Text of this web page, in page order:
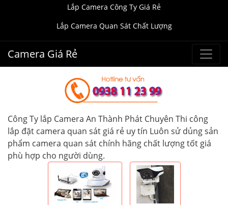
Lắp Camera Công Ty Giá Rẻ
Lắp Camera Quan Sát Chất Lượng
Camera Giá Rẻ
Công Ty lắp Camera An Thành Phát Chuyên Thi công
lắp đặt camera quan sát giá rẻ uy tín Luôn sử dủng sản
phẩm camera quan sát chính hãng chất lượng tốt giá
phù hợp cho người dùng.